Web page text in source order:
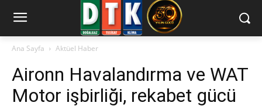
Ana Sayfa Aktüel Haber
Aironn Havalandırma ve WAT
Motor işbirliği, rekabet gücü